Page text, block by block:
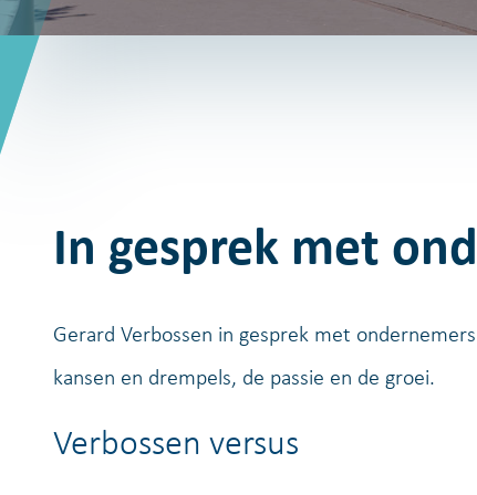
In gesprek met
Gerard Verbossen in gesprek met
kansen en drempels, de passie en de groei.
Verbossen versus